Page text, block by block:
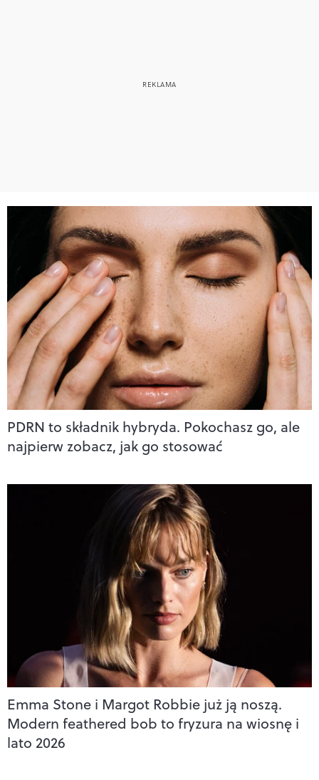
PDRN to składnik hybryda. Pokochasz go, ale
najpierw zobacz, jak go stosować
Emma Stone i Margot Robbie już ją noszą.
Modern feathered bob to fryzura na wiosnę i
lato 2026